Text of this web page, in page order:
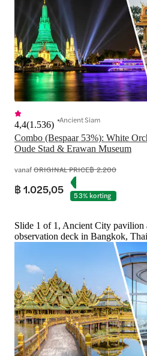
Combo (Bespaar 53%): White
Oude Stad & Erawan Museum
4,4(1.536) Ancient Siam
vanafORIGINAL PRICE฿ 2.200
฿ 1.025,05 53% korting
Slide 1 of 1, Ancient City pavilion
observation deck in Bangkok,